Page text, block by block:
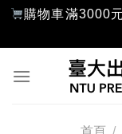
購物車滿3000
首頁 /